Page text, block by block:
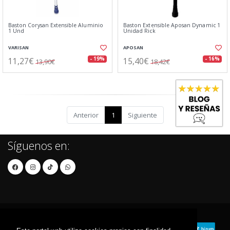
Baston Corysan Extensible Aluminio
1 Und
VARISAN
11,27€ 13,90€ - 19%
Baston Extensible Aposan Dynamic 1
Unidad Rick
APOSAN
15,40€ 18,42€ - 16%
Anterior 1 Siguiente
Síguenos en: